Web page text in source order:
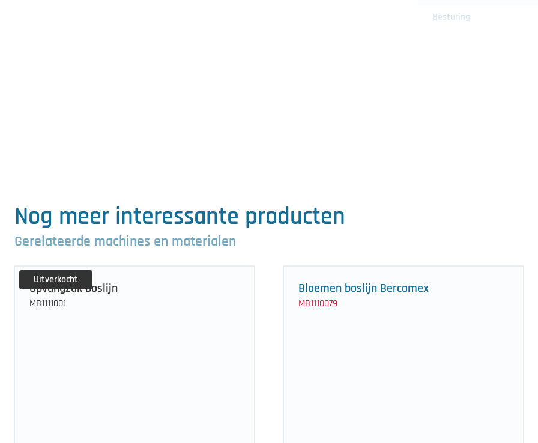
Besturing
Nog meer interessante producten
Gerelateerde machines en materialen
Uitverkocht
Opvangzak boslijn
MB1111001
Bloemen boslijn Bercomex
MB1110079